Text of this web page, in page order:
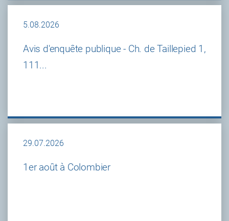
5.08.2026
Avis d'enquête publique - Ch. de Taillepied 1,
111...
29.07.2026
1er août à Colombier